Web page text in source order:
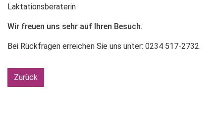
Laktationsberaterin
Wir freuen uns sehr auf Ihren Besuch.
Bei Rückfragen erreichen Sie uns unter: 0234 517-2732.
Zurück